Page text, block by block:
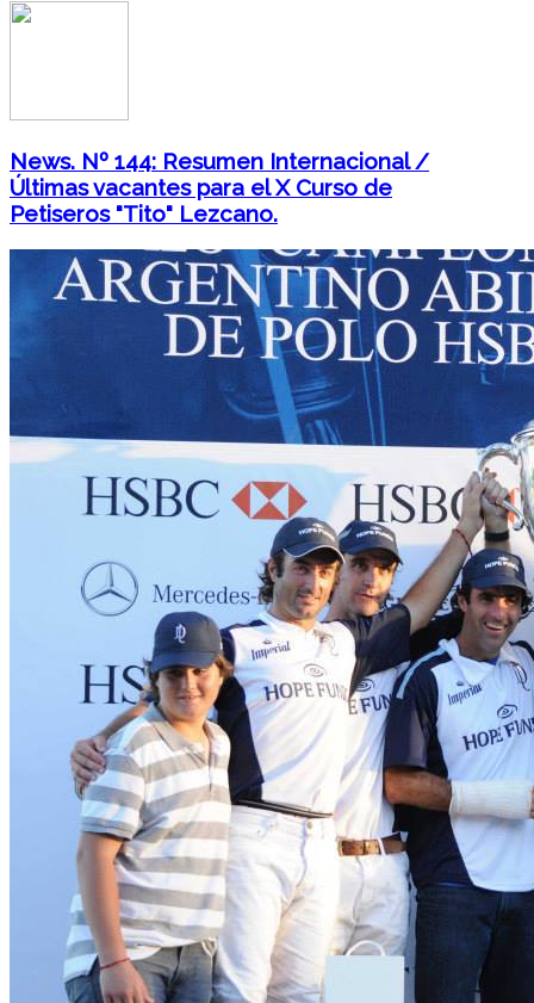
News. Nº 144: Resumen Internacional /
Últimas vacantes para el X Curso de
Petiseros "Tito" Lezcano.